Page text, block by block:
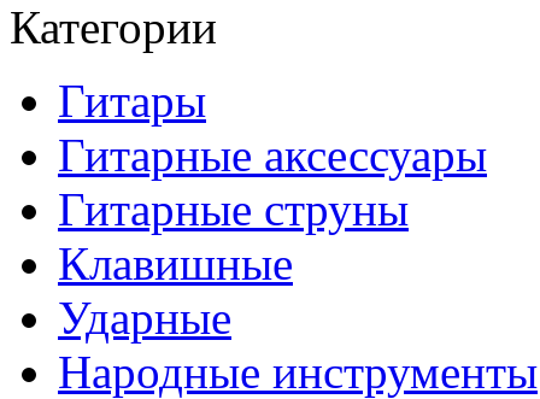
Категории
Гитары
Гитарные аксессуары
Гитарные струны
Клавишные
Ударные
Народные инструменты